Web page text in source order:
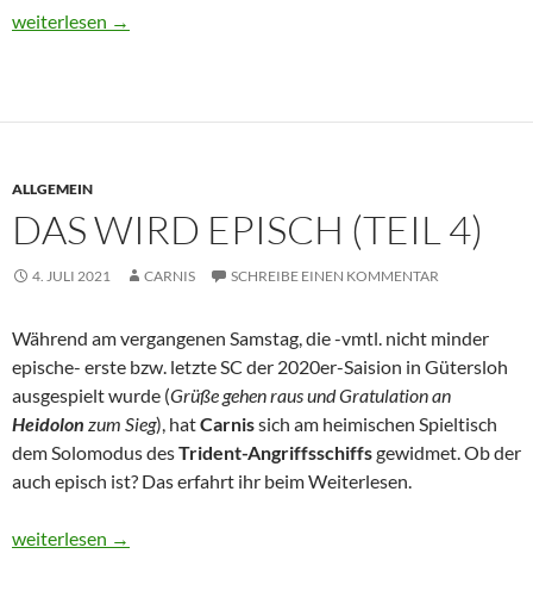
Widerstands-(Wh)Y-Wings
weiterlesen →
ALLGEMEIN
DAS WIRD EPISCH (TEIL 4)
4. JULI 2021 CARNIS SCHREIBE EINEN KOMMENTAR
Während am vergangenen Samstag, die -vmtl. nicht minder
epische- erste bzw. letzte SC der 2020er-Saision in Gütersloh
ausgespielt wurde (Grüße gehen raus und Gratulation an
Heidolon zum Sieg), hatCarnissich am heimischen Spieltisch
dem Solomodus desTrident-Angriffsschiffsgewidmet. Ob der
auch episch ist? Das erfahrt ihr beim Weiterlesen.
Das wird EPISCH (Teil 4)
weiterlesen →